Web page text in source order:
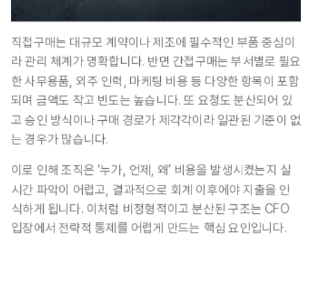
직접구매는 대규모 계약이나 제조에 필수적인 부품 중심이
라 관리 체계가 명확합니다. 반면 간접구매는 부서별로 필요
한 사무용품, 외주 인력, 마케팅 비용 등 다양한 항목이 포함
되며 금액도 작고 빈도는 높습니다. 또 요청도 분산되어 있
고 승인 방식이나 구매 경로가 제각각이라 일관된 기준이 없
는 경우가 많습니다.
이로 인해 조직은 ‘누가, 언제, 왜’ 비용을 발생시켰는지 실
시간 파악이 어렵고, 결과적으로 회계 이후에야 지출을 인
식하게 됩니다. 이처럼 비정형적이고 분산된 구조는 CFO
입장에서 전략적 통제를 어렵게 만드는 핵심 요인입니다.